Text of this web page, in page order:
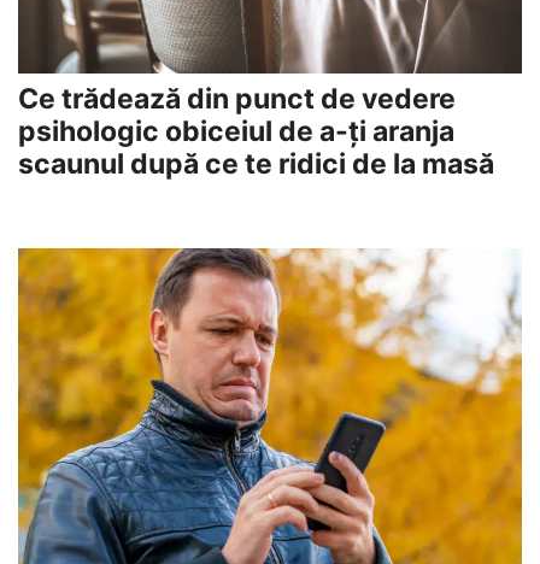
Ce trădează din punct de vedere
psihologic obiceiul de a-ți aranja
scaunul după ce te ridici de la masă